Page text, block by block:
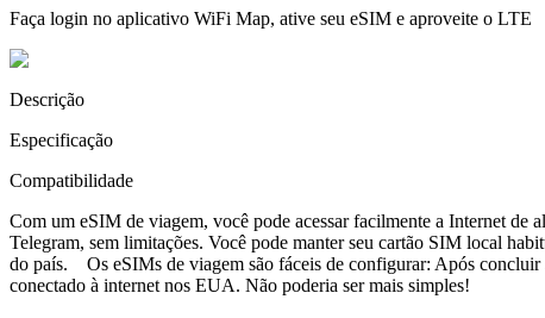
Faça login no aplicativo WiFi Map, ative seu eSIM e aproveite o LTE
Descrição
Especificação
Compatibilidade
Com um eSIM de viagem, você pode acessar facilmente a Internet
Telegram, sem limitações. Você pode manter seu cartão SIM local
do país. Os eSIMs de viagem são fáceis de configurar: Após concluir
conectado à internet nos EUA. Não poderia ser mais simples!